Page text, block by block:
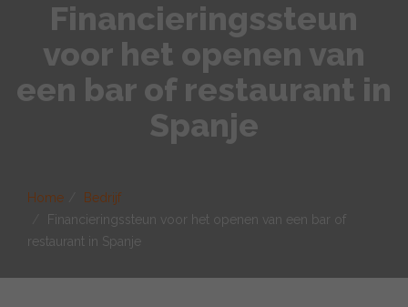
Financieringssteun
voor het openen van
een bar of restaurant in
Spanje
Home
Bedrijf
Financieringssteun voor het openen van een bar of
restaurant in Spanje